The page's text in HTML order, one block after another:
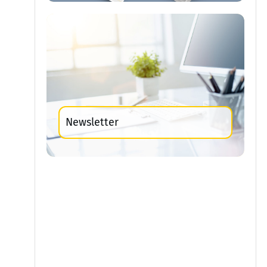
Newsletter